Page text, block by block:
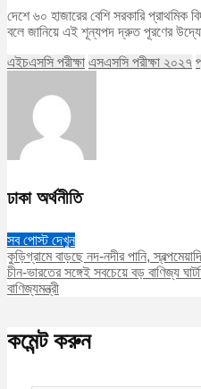
দেশে ৬০ হাজারের বেশি সরকারি প্রাথমিক
বলে জানিয়ে এই শূন্যপদ দ্রুত পূরণের
এইচএসসি পরীক্ষা এসএসসি পরীক্ষা ২০২৭
ঢাকা অর্থনীতি
সব পোস্ট দেখুন
কুড়িগ্রামে বাড়ছে নদ-নদীর পানি,
চীন-ভারতের সঙ্গেই সবচেয়ে বড় বাণিজ্য
বাণিজ্যমন্ত্রী
কমেন্ট করুন